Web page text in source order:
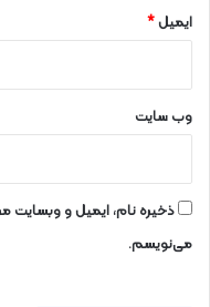
ایمیل*
وب‌ سایت
ذخیره نام، ایمیل و وبسایت
می‌نویسم.